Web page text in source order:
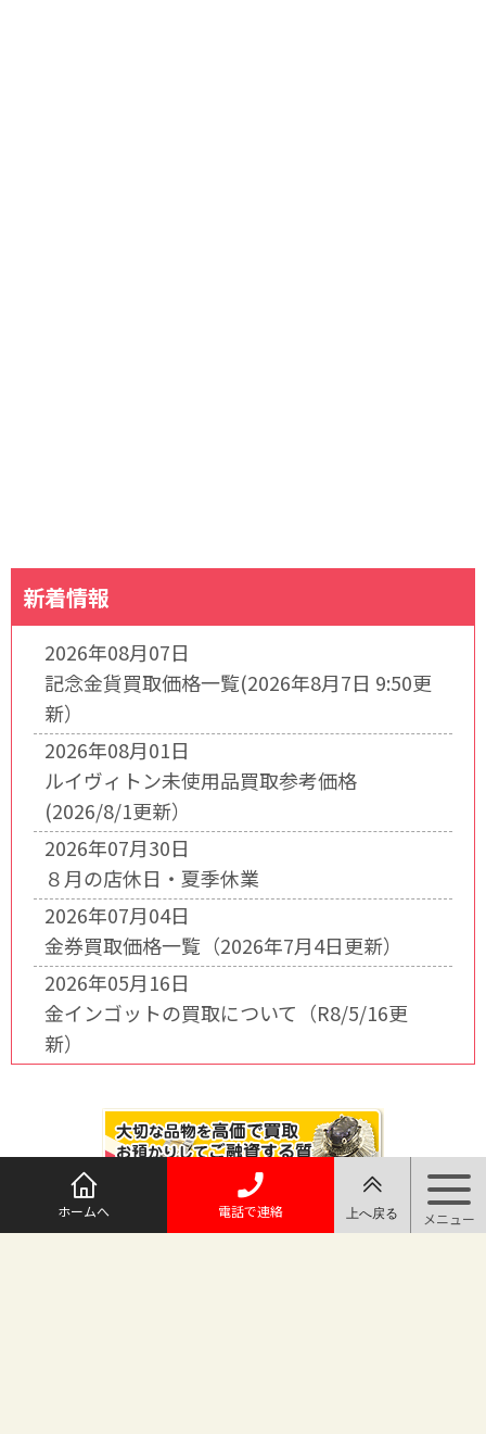
新着情報
2026年08月07日
記念金貨買取価格一覧(2026年8月7日 9:50更
新）
2026年08月01日
ルイヴィトン未使用品買取参考価格
(2026/8/1更新）
2026年07月30日
８月の店休日・夏季休業
2026年07月04日
金券買取価格一覧（2026年7月4日更新）
2026年05月16日
金インゴットの買取について（R8/5/16更
新）
ホームへ 電話で連絡